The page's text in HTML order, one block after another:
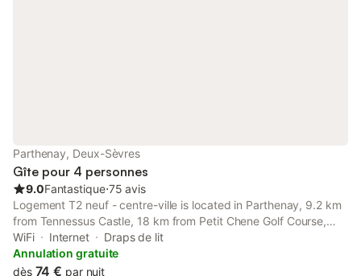
Parthenay, Deux-Sèvres
Gîte pour 4 personnes
9.0Fantastique⋅75 avis
Logement T2 neuf - centre-ville is located in Parthenay, 9.2 km
from Tennessus Castle, 18 km from Petit Chene Golf Course,
and 25 km from Domaine des Forges Golf Course.
WiFi Internet
Draps de lit
Annulation gratuite
dès 74 € par nuit